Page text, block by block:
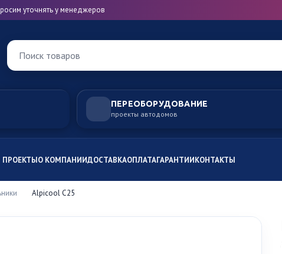
уточнять у менеджеров
Поиск товаров
ПЕРЕОБОРУДОВАНИЕ
проекты автодомов
ПРОЕКТЫО КОМПАНИИДОСТАВКАОПЛАТАГАРАНТИИКОНТАКТЫ
Alpicool C25